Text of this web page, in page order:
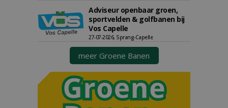
Adviseur openbaar groen,
sportvelden & golfbanen bij
Vos Capelle
27-07-2026, Sprang-Capelle
meer Groene Banen